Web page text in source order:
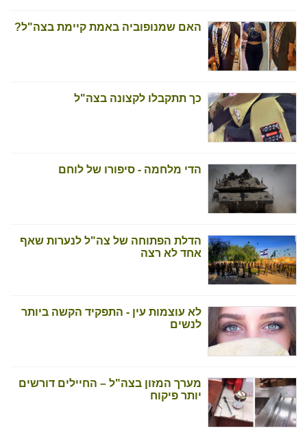
האם שמנופוביה באמת קיימת בצה"ל?
כך תתקבלו לקצונה בצה"ל
הדי מלחמה - סיפורו של לוחם
הדלת הפתוחה של צה"ל לנערות שאף
אחד לא רצה
לא עוצמות עין - התפקיד הקשה ביותר
לנשים
מערך המזון בצה"ל – החיילים דורשים
יותר פיקוח